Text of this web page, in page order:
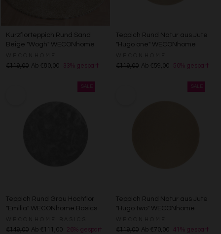
Kurzflorteppich Rund Sand
Beige "Wogh" WECONhome
€119,00 Ab €80,00 33% gespart
Teppich Rund Natur aus Jute
"Hugo one" WECONhome
€119,00 Ab €59,00 50% gespart
Teppich Rund Grau Hochflor
"Emilia" WECONhome Basics
€149,00 Ab €111,00 26% gespart
Teppich Rund Natur aus Jute
"Hugo two" WECONhome
€119,00 Ab €70,00 41% gespart